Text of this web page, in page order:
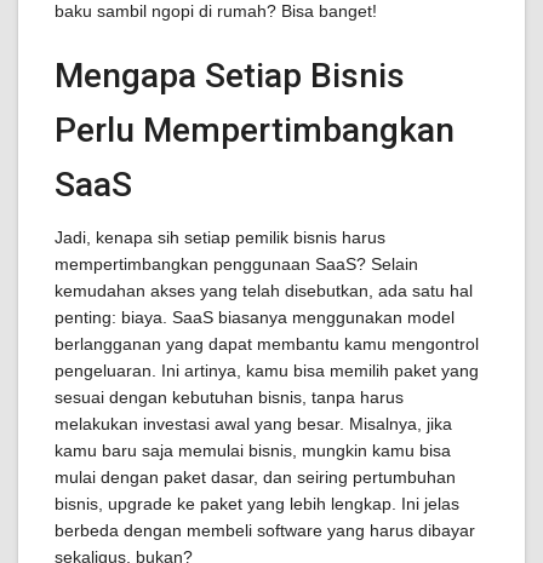
baku sambil ngopi di rumah? Bisa banget!
Mengapa Setiap Bisnis
Perlu Mempertimbangkan
SaaS
Jadi, kenapa sih setiap pemilik bisnis harus
mempertimbangkan penggunaan SaaS? Selain
kemudahan akses yang telah disebutkan, ada satu hal
penting: biaya. SaaS biasanya menggunakan model
berlangganan yang dapat membantu kamu mengontrol
pengeluaran. Ini artinya, kamu bisa memilih paket yang
sesuai dengan kebutuhan bisnis, tanpa harus
melakukan investasi awal yang besar. Misalnya, jika
kamu baru saja memulai bisnis, mungkin kamu bisa
mulai dengan paket dasar, dan seiring pertumbuhan
bisnis, upgrade ke paket yang lebih lengkap. Ini jelas
berbeda dengan membeli software yang harus dibayar
sekaligus, bukan?